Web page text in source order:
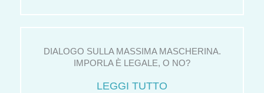
DIALOGO SULLA MASSIMA MASCHERINA.
IMPORLA È LEGALE, O NO?
LEGGI TUTTO